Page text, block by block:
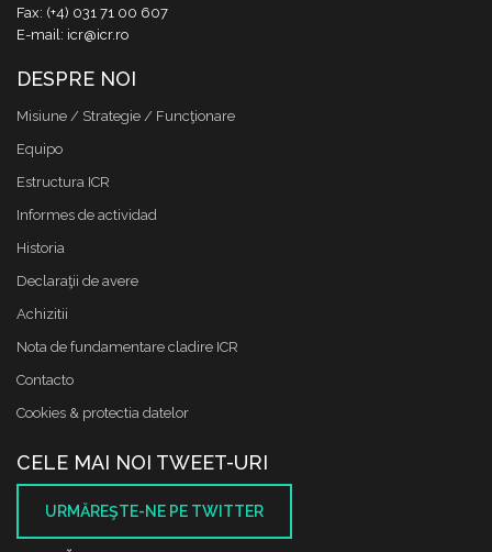
Fax: (+4) 031 71 00 607
E-mail: icr@icr.ro
DESPRE NOI
Misiune / Strategie / Funcţionare
Equipo
Estructura ICR
Informes de actividad
Historia
Declaraţii de avere
Achizitii
Nota de fundamentare cladire ICR
Contacto
Cookies & protectia datelor
CELE MAI NOI TWEET-URI
URMĂREŞTE-NE PE TWITTER